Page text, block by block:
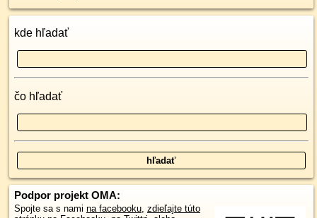
kde hľadať
čo hľadať
Podpor projekt OMA:
Spojte sa s nami na facebooku, zdieľajte túto